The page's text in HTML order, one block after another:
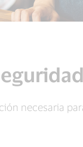
necesaria